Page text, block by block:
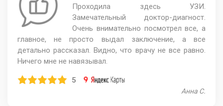
Проходила здесь УЗИ.
Замечательный доктор-диагност.
Очень внимательно посмотрел все, а
главное, не просто выдал заключение, а все
детально рассказал. Видно, что врачу не все равно.
Ничего мне не навязывал.
5
Анна С.